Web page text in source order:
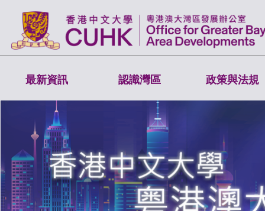
最新資訊 認識灣區 政策與法規